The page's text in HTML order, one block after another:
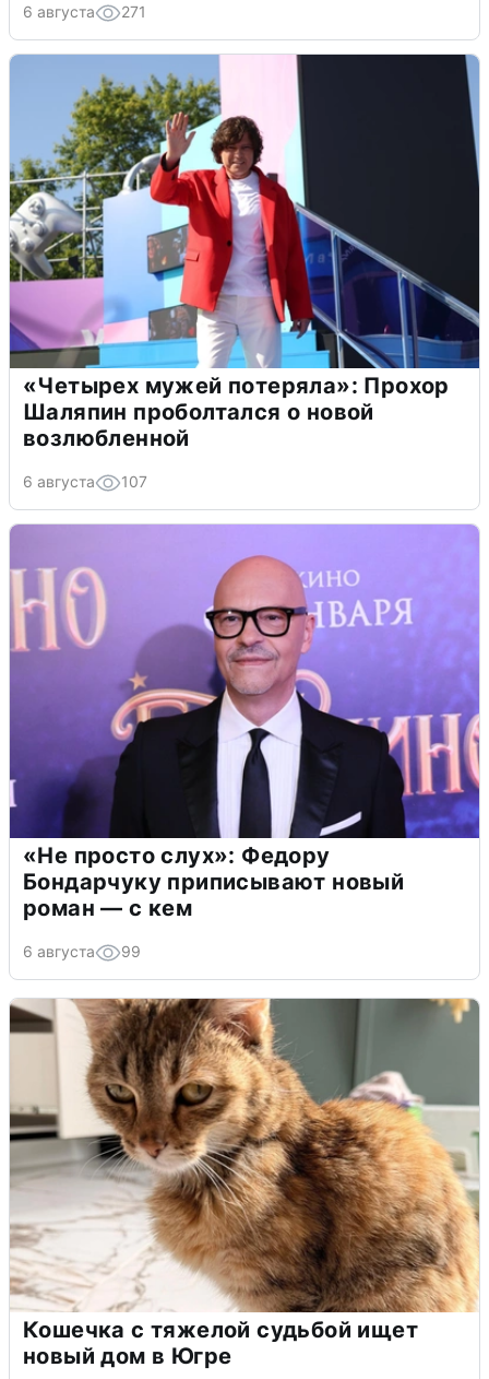
6 августа 271
«Четырех мужей потеряла»: Прохор
Шаляпин проболтался о новой
возлюбленной
6 августа 107
«Не просто слух»: Федору
Бондарчуку приписывают новый
роман — с кем
6 августа 99
Кошечка с тяжелой судьбой ищет
новый дом в Югре